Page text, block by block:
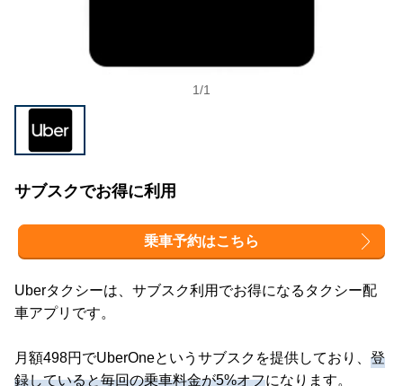
1/1
サブスクでお得に利用
乗車予約はこちら
Uberタクシーは、サブスク利用でお得になるタクシー配
車アプリです。
月額498円でUberOneというサブスクを提供しており、 登
録していると毎回の乗車料金が5%オフになります。